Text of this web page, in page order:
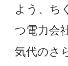
よう、ち
つ電力会
気代のさ